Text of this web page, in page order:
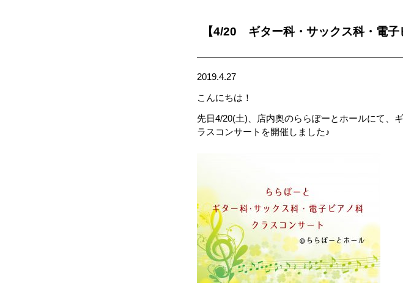
【4/20 ギター科・サックス科・電
2019.4.27
こんにちは！
先日4/20(土)、店内奥のららぽーとホールにて、
ラスコンサートを開催しました♪